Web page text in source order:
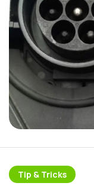
Tip & Tricks